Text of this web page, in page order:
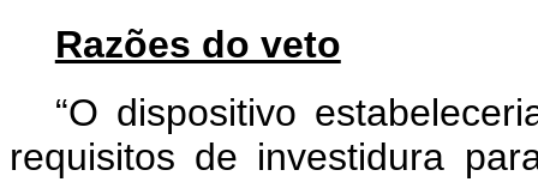
Razões do veto
“O dispositivo
requisitos de investidura